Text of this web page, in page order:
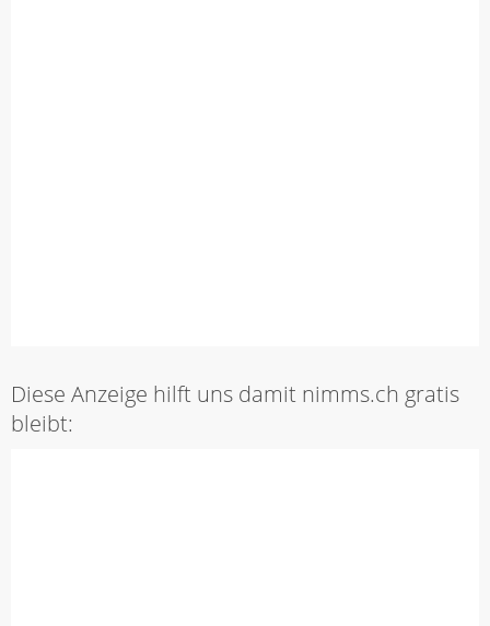
Diese Anzeige hilft uns damit nimms.ch gratis
bleibt: